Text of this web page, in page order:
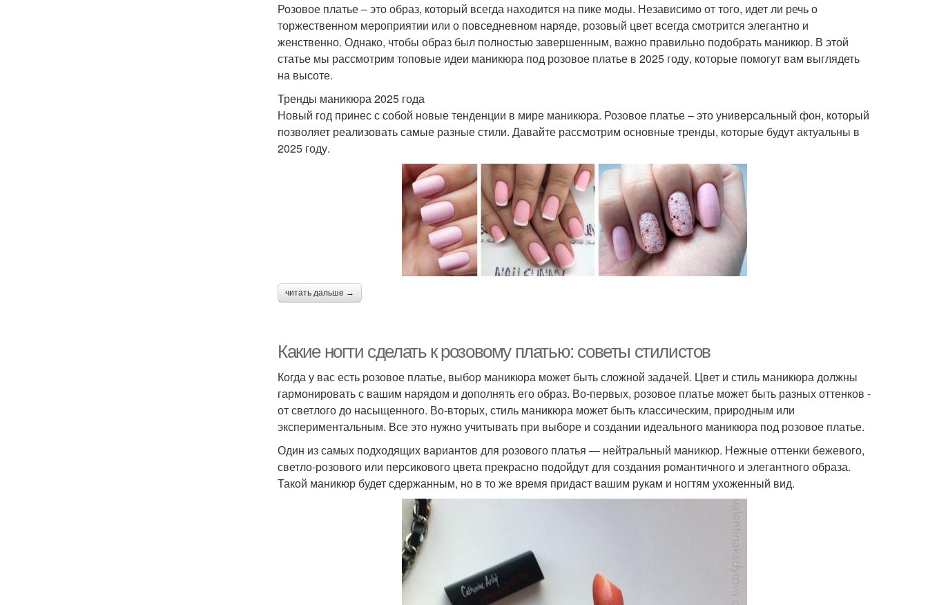
Розовое платье – это образ, который всегда находится на пике моды. Независимо от того, идет ли речь о
торжественном мероприятии или о повседневном наряде, розовый цвет всегда смотрится элегантно и
женственно. Однако, чтобы образ был полностью завершенным, важно правильно подобрать маникюр. В этой
статье мы рассмотрим топовые идеи маникюра под розовое платье в 2025 году, которые помогут вам выглядеть
на высоте.
Тренды маникюра 2025 года
Новый год принес с собой новые тенденции в мире маникюра. Розовое платье – это универсальный фон, который
позволяет реализовать самые разные стили. Давайте рассмотрим основные тренды, которые будут актуальны в
2025 году.
читать дальше →
Какие ногти сделать к розовому платью: советы стилистов
Когда у вас есть розовое платье, выбор маникюра может быть сложной задачей. Цвет и стиль маникюра должны
гармонировать с вашим нарядом и дополнять его образ. Во-первых, розовое платье может быть разных оттенков -
от светлого до насыщенного. Во-вторых, стиль маникюра может быть классическим, природным или
экспериментальным. Все это нужно учитывать при выборе и создании идеального маникюра под розовое платье.
Один из самых подходящих вариантов для розового платья — нейтральный маникюр. Нежные оттенки бежевого,
светло-розового или персикового цвета прекрасно подойдут для создания романтичного и элегантного образа.
Такой маникюр будет сдержанным, но в то же время придаст вашим рукам и ногтям ухоженный вид.